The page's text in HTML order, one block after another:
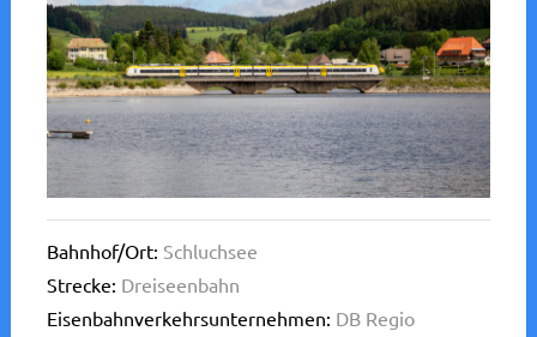
Bahnhof/Ort: Schluchsee
Strecke: Dreiseenbahn
Eisenbahnverkehrsunternehmen: DB Regio